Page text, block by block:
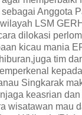
Anggota
LSM
dilokasi
kicau mania
tim
Singkarak
keasrian
wisatawan mau